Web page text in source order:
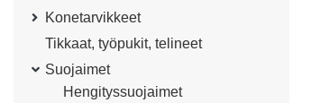
Konetarvikkeet
Tikkaat, työpukit, telineet
Suojaimet
Hengityssuojaimet